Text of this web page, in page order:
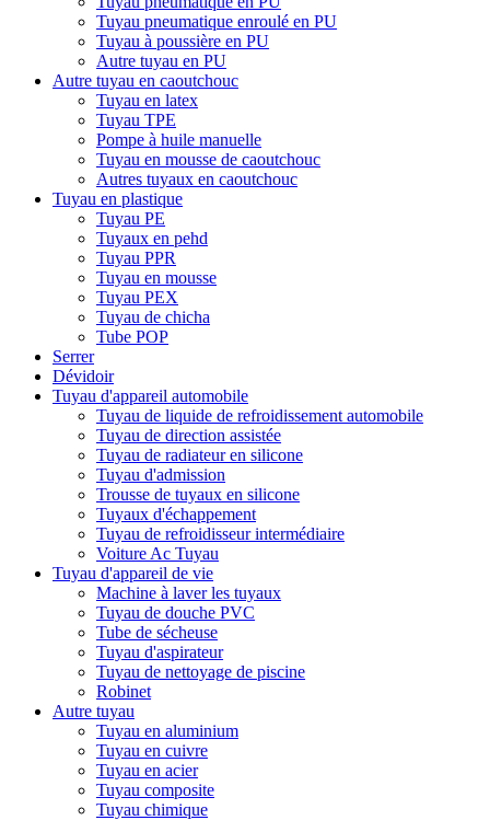
Tuyau pneumatique enroulé en PU
Tuyau à poussière en PU
Autre tuyau en PU
Autre tuyau en caoutchouc
Tuyau en latex
Tuyau TPE
Pompe à huile manuelle
Tuyau en mousse de caoutchouc
Autres tuyaux en caoutchouc
Tuyau en plastique
Tuyau PE
Tuyaux en pehd
Tuyau PPR
Tuyau en mousse
Tuyau PEX
Tuyau de chicha
Tube POP
Serrer
Dévidoir
Tuyau d'appareil automobile
Tuyau de liquide de refroidissement automobile
Tuyau de direction assistée
Tuyau de radiateur en silicone
Tuyau d'admission
Trousse de tuyaux en silicone
Tuyaux d'échappement
Tuyau de refroidisseur intermédiaire
Voiture Ac Tuyau
Tuyau d'appareil de vie
Machine à laver les tuyaux
Tuyau de douche PVC
Tube de sécheuse
Tuyau d'aspirateur
Tuyau de nettoyage de piscine
Robinet
Autre tuyau
Tuyau en aluminium
Tuyau en cuivre
Tuyau en acier
Tuyau composite
Tuyau chimique